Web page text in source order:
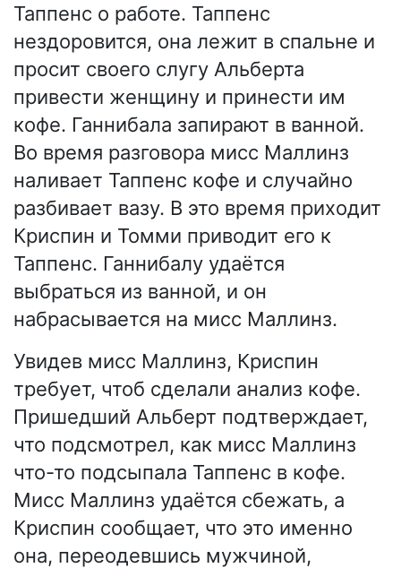
Таппенс о работе. Таппенс
нездоровится, она лежит в спальне и
просит своего слугу Альберта
привести женщину и принести им
кофе. Ганнибала запирают в ванной.
Во время разговора мисс Маллинз
наливает Таппенс кофе и случайно
разбивает вазу. В это время приходит
Криспин и Томми приводит его к
Таппенс. Ганнибалу удаётся
выбраться из ванной, и он
набрасывается на мисс Маллинз.
Увидев мисс Маллинз, Криспин
требует, чтоб сделали анализ кофе.
Пришедший Альберт подтверждает,
что подсмотрел, как мисс Маллинз
что-то подсыпала Таппенс в кофе.
Мисс Маллинз удаётся сбежать, а
Криспин сообщает, что это именно
она, переодевшись мужчиной,